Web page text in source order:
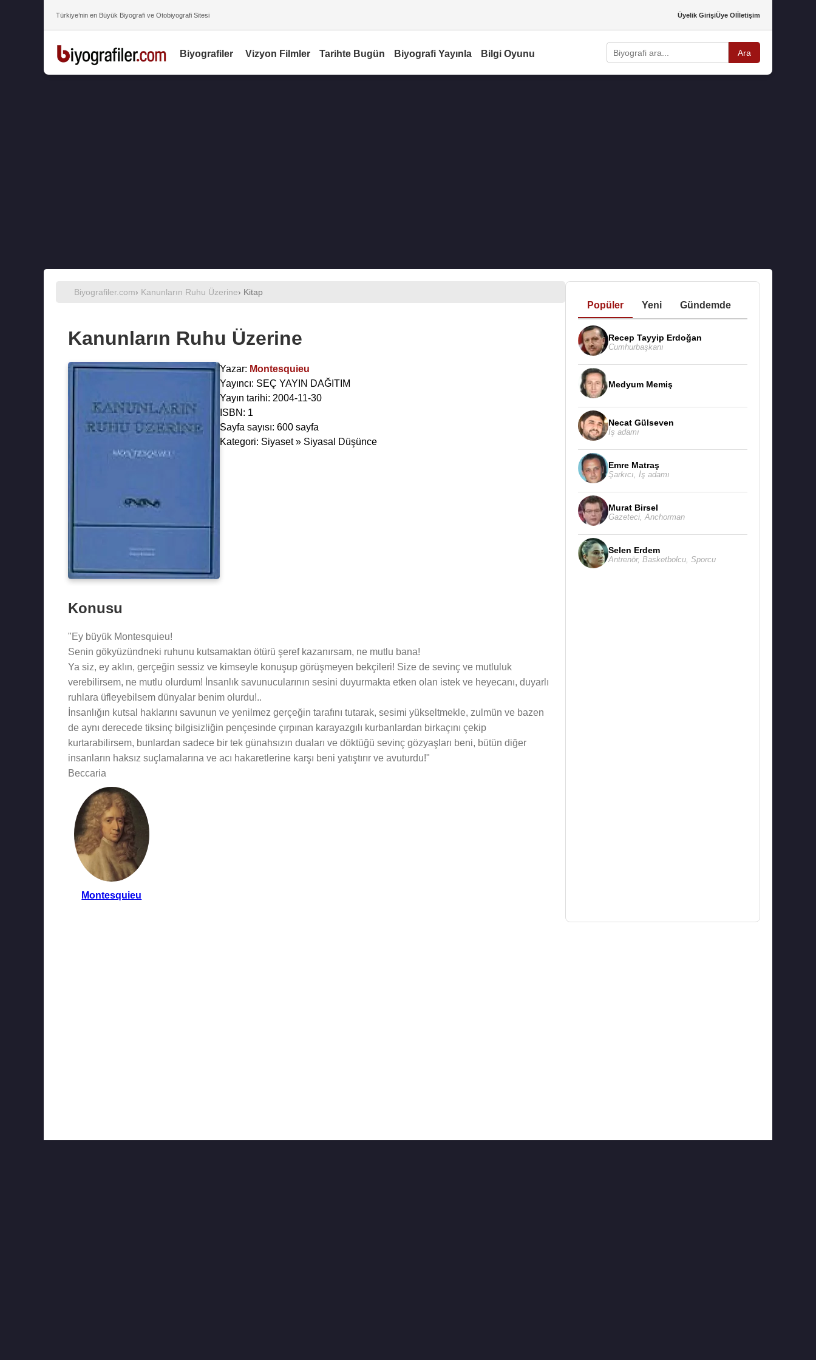
Türkiye’nin en Büyük Biyografi ve Otobiyografi Sitesi Üyelik GirişiÜye Olİletişim
Biyografiler Vizyon Filmler Tarihte Bugün Biyografi Yayınla Bilgi Oyunu Ara
Biyografiler.com› Kanunların Ruhu Üzerine› Kitap
Kanunların Ruhu Üzerine
Yazar: Montesquieu
Yayıncı: SEÇ YAYIN DAĞITIM
Yayın tarihi: 2004-11-30
ISBN: 1
Sayfa sayısı: 600 sayfa
Kategori: Siyaset » Siyasal Düşünce
Konusu
"Ey büyük Montesquieu!
Senin gökyüzündneki ruhunu kutsamaktan ötürü şeref kazanırsam, ne mutlu bana!
Ya siz, ey aklın, gerçeğin sessiz ve kimseyle konuşup görüşmeyen bekçileri! Size de sevinç ve mutluluk
verebilirsem, ne mutlu olurdum! İnsanlık savunucularının sesini duyurmakta etken olan istek ve heyecanı, duyarlı
ruhlara üfleyebilsem dünyalar benim olurdu!..
İnsanlığın kutsal haklarını savunun ve yenilmez gerçeğin tarafını tutarak, sesimi yükseltmekle, zulmün ve bazen
de aynı derecede tiksinç bilgisizliğin pençesinde çırpınan karayazgılı kurbanlardan birkaçını çekip
kurtarabilirsem, bunlardan sadece bir tek günahsızın duaları ve döktüğü sevinç gözyaşları beni, bütün diğer
insanların haksız suçlamalarına ve acı hakaretlerine karşı beni yatıştırır ve avuturdu!"
Beccaria
Montesquieu
Popüler Yeni Gündemde
Recep Tayyip Erdoğan
Cumhurbaşkanı
Medyum Memiş
Necat Gülseven
İş adamı
Emre Matraş
Şarkıcı İş adamı
Murat Birsel
Gazeteci, Anchorman
Selen Erdem
Antrenör, Basketbolcu, Sporcu